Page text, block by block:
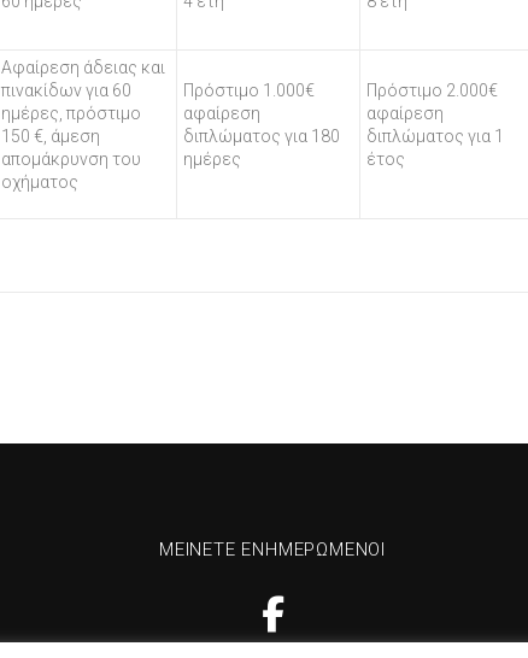
Αφαίρεση άδειας και
πινακίδων για 60
ημέρες, πρόστιμο
150 €, άμεση
απομάκρυνση του
οχήματος
Πρόστιμο 1.000€
αφαίρεση
διπλώματος για 180
ημέρες
Πρόστιμο 2.000€
αφαίρεση
διπλώματος για 1
έτος
ΜΕΊΝΕΤΕ ΕΝΗΜΕΡΩΜΈΝΟΙ